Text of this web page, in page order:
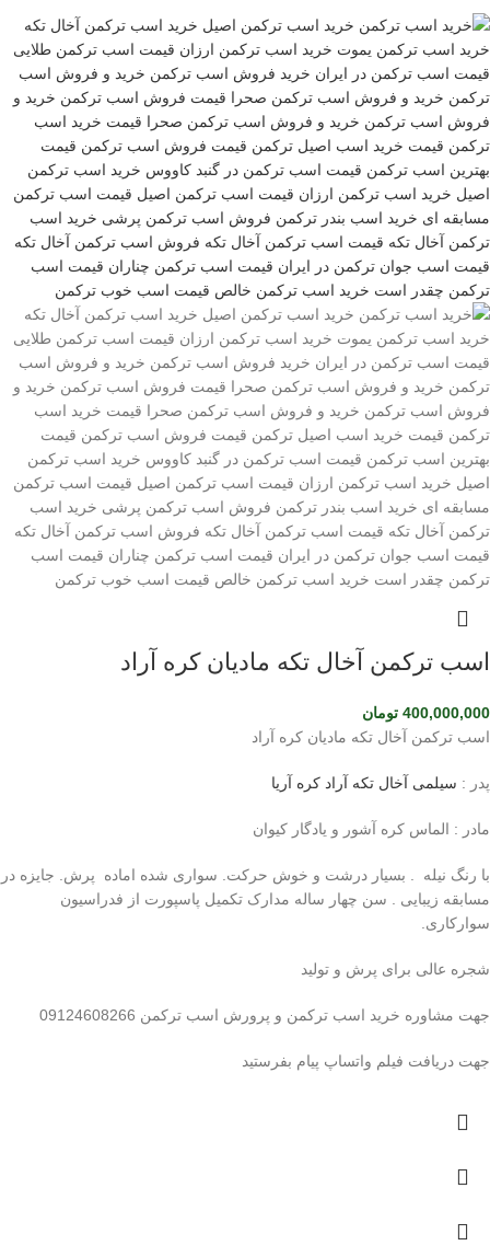
اسب ترکمن آخال تکه مادیان کره آراد
400,000,000 تومان
اسب ترکمن آخال تکه مادیان کره آراد
پدر : سیلمی آخال تکه آراد کره آریا
مادر : الماس کره آشور و یادگار کیوان
با رنگ نیله . بسیار درشت و خوش حرکت. سواری شده اماده پرش. جایزه در
مسابقه زیبایی . سن چهار ساله مدارک تکمیل پاسپورت از فدراسیون
سوارکاری.
شجره عالی برای پرش و تولید
جهت مشاوره خرید اسب ترکمن و پرورش اسب ترکمن 09124608266
جهت دریافت فیلم واتساپ پیام بفرستید